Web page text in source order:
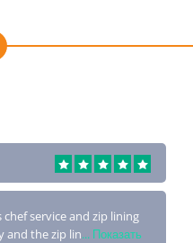
chef service and zip lining
and the zip lin... Показать